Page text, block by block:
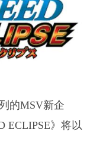
的MSV新企
ECLIPSE》将以